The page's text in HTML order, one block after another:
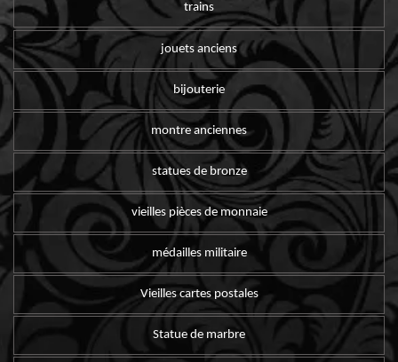
trains
jouets anciens
bijouterie
montre anciennes
statues de bronze
vieilles pièces de monnaie
médailles militaire
Vieilles cartes postales
Statue de marbre